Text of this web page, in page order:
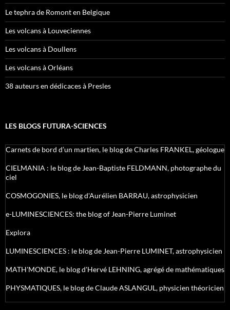
Le tephra de Romont en Belgique
Les volcans à Louveciennes
Les volcans à Doullens
Les volcans à Orléans
38 auteurs en dédicaces à Presles
LES BLOGS FUTURA-SCIENCES
Carnets de bord d’un martien, le blog de Charles FRANKEL, géologue
CIELMANIA : le blog de Jean-Baptiste FELDMANN, photographe du
ciel
COSMOGONIES, le blog d'Aurélien BARRAU, astrophysicien
e-LUMINESCIENCES: the blog of Jean-Pierre Luminet
Explora
LUMINESCIENCES : le blog de Jean-Pierre LUMINET, astrophysicien
MATH'MONDE, le blog d'Hervé LEHNING, agrégé de mathématiques
PHYSMATIQUES, le blog de Claude ASLANGUL, physicien théoricien